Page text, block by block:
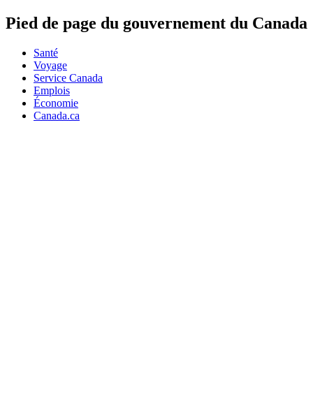
Pied de page du gouvernement du Canada
Santé
Voyage
Service Canada
Emplois
Économie
Canada.ca